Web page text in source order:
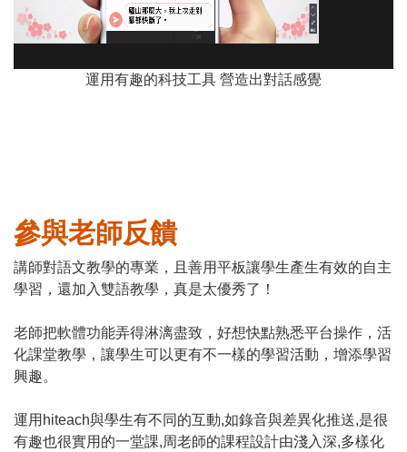
運用有趣的科技工具 營造出對話感覺
參與老師反饋
講師對語文教學的專業，且善用平板讓學生產生有效的自主
學習，還加入雙語教學，真是太優秀了！
老師把軟體功能弄得淋漓盡致，好想快點熟悉平台操作，活
化課堂教學，讓學生可以更有不一樣的學習活動，增添學習
興趣。
運用hiteach與學生有不同的互動,如錄音與差異化推送,是很
有趣也很實用的一堂課,周老師的課程設計由淺入深,多樣化